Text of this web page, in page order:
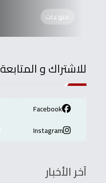
منوعات
للاشتراك و المتابعة
Facebook
Instagram
آخر الأخبار